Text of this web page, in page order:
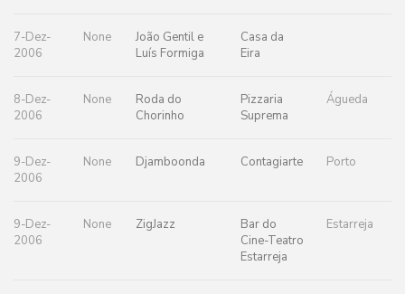
7-Dez-
2006
None
João Gentil e
Luís Formiga
Casa da
Eira
8-Dez-
2006
None
Roda do
Chorinho
Pizzaria
Suprema
Águeda
9-Dez-
2006
None Djamboonda Contagiarte Porto
9-Dez-
2006
None ZigJazz
Bar do
Cine-Teatro
Estarreja
Estarreja